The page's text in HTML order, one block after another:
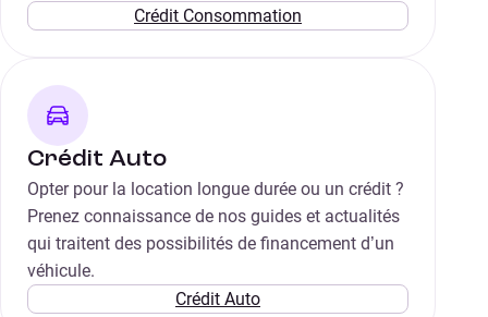
Crédit Consommation
Crédit Auto
Opter pour la location longue durée ou un crédit ?
Prenez connaissance de nos guides et actualités
qui traitent des possibilités de financement d’un
véhicule.
Crédit Auto